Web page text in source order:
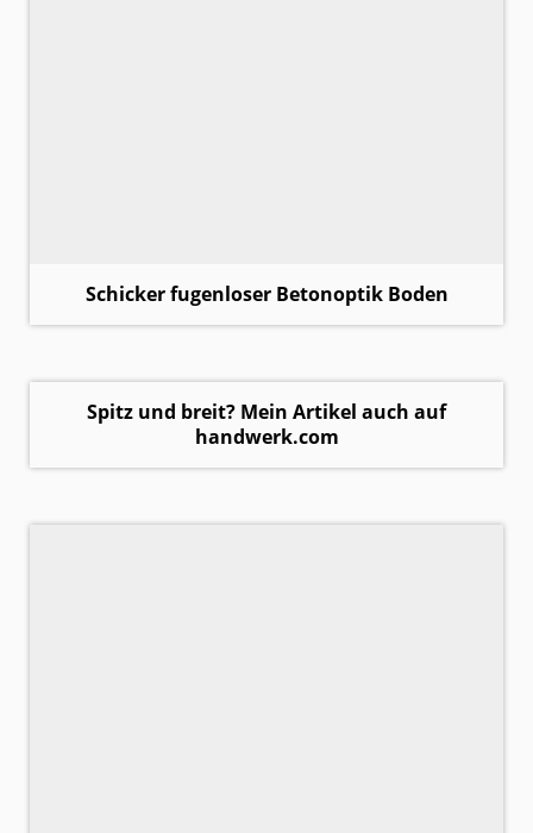
Schicker fugenloser Betonoptik Boden
Spitz und breit? Mein Artikel auch auf
handwerk.com